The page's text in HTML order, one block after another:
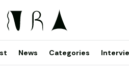
News Categories